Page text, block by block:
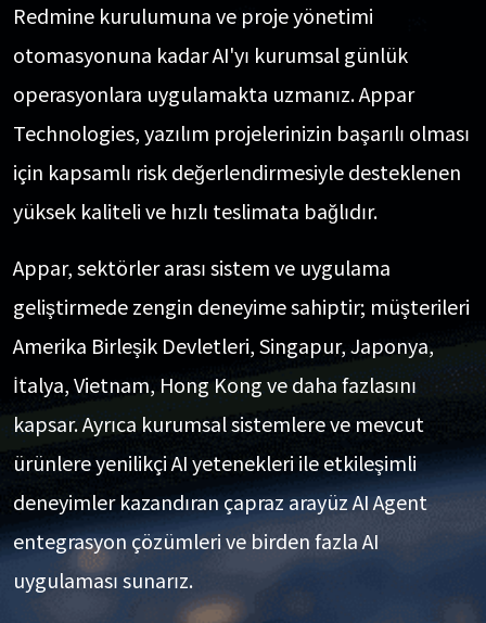
Redmine kurulumuna ve proje yönetimi
otomasyonuna kadar AI'yı kurumsal günlük
operasyonlara uygulamakta uzmanız. Appar
Technologies, yazılım projelerinizin başarılı olması
için kapsamlı risk değerlendirmesiyle desteklenen
yüksek kaliteli ve hızlı teslimata bağlıdır.
Appar, sektörler arası sistem ve uygulama
geliştirmede zengin deneyime sahiptir; müşterileri
Amerika Birleşik Devletleri, Singapur, Japonya,
İtalya, Vietnam, Hong Kong ve daha fazlasını
kapsar. Ayrıca kurumsal sistemlere ve mevcut
ürünlere yenilikçi AI yetenekleri ile etkileşimli
deneyimler kazandıran çapraz arayüz AI Agent
entegrasyon çözümleri ve birden fazla AI
uygulaması sunarız.